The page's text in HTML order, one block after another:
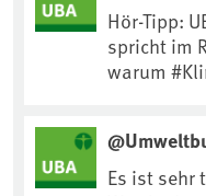
Hör-Tipp:
spricht im
warum #Klimaschutz die wichtigste
https://
Es ist sehr